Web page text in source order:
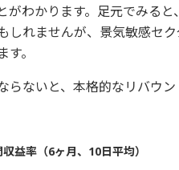
わかります。足元でみる
しれませんが、景気敏感セ
。
らないと、本格的なリバウ
益率（6ヶ月、10日平均）